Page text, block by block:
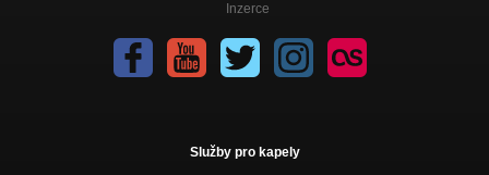
Inzerce
Služby pro kapely